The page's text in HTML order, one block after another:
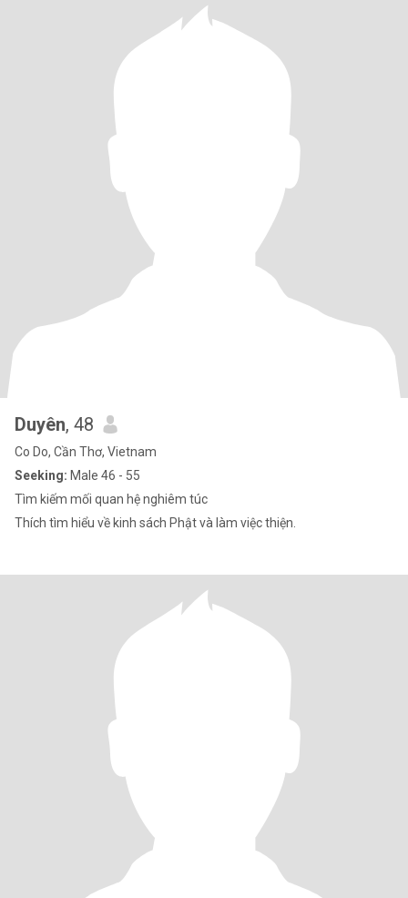
Duyên, 48
Co Do, Cần Thơ, Vietnam
Seeking: Male 46 - 55
Tìm kiếm mối quan hệ nghiêm túc
Thích tìm hiểu về kinh sách Phật và làm việc thiện.